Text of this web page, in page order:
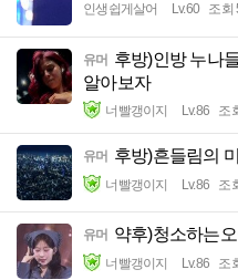
인생쉽게살어 Lv.60 조회
유머 후방)인방 누나
알아보자
너빨갱이지 Lv.86 조
유머 후방)흔들림의
너빨갱이지 Lv.86 조
유머 약후)청소하는
너빨갱이지 Lv.86 조